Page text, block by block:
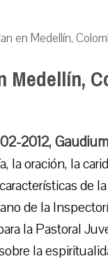
en Medellín,
Medellín,
2012,
la oración, la
de
de la
la Pastoral
la